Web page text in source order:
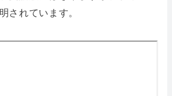
されています。